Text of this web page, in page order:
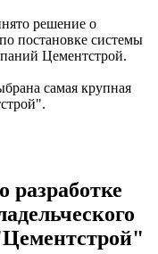
решение о
постановке системы
Цементстрой.
самая крупная
разработке